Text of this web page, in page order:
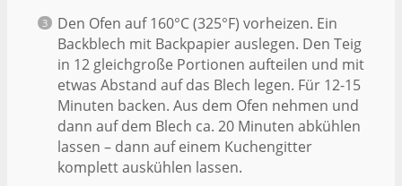
Den Ofen auf 160°C (325°F) vorheizen. Ein
Backblech mit Backpapier auslegen. Den Teig
in 12 gleichgroße Portionen aufteilen und mit
etwas Abstand auf das Blech legen. Für 12-15
Minuten backen. Aus dem Ofen nehmen und
dann auf dem Blech ca. 20 Minuten abkühlen
lassen – dann auf einem Kuchengitter
komplett auskühlen lassen.